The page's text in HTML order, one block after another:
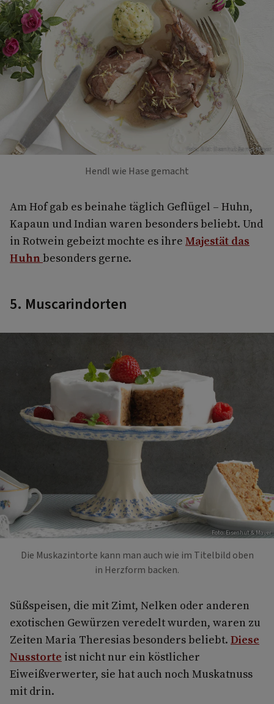
Foto: BIld: Eisenhut &amp; Mayer
Hendl wie Hase gemacht
Am Hof gab es beinahe täglich Geflügel – Huhn,
Kapaun und Indian waren besonders beliebt. Und
in Rotwein gebeizt mochte es ihre Majestät das
Huhn besonders gerne.
5. Muscarindorten
Foto: Eisenhut & Mayer
Die Muskazintorte kann man auch wie im Titelbild oben
in Herzform backen.
Süßspeisen, die mit Zimt, Nelken oder anderen
exotischen Gewürzen veredelt wurden, waren zu
Zeiten Maria Theresias besonders beliebt. Diese
Nusstorte ist nicht nur ein köstlicher
Eiweißverwerter, sie hat auch noch Muskatnuss
mit drin.